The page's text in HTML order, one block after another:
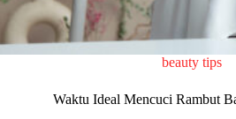
beauty tips
Waktu Ideal Mencuci Rambut